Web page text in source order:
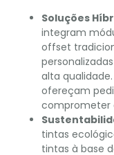
Soluções
integram
offset
alta
ofereçam
comprometer
tintas
tintas à base